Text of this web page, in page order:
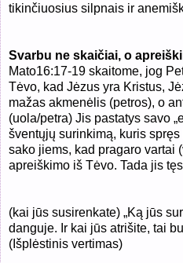
tikinčiuosius silpnais ir
Svarbu ne skaičiai, o
Mato16:17-19 skaitome, jog
Tėvo, kad Jėzus yra Kristus,
mažas akmenėlis (petros), o
(uola/petra) Jis pastatys savo
šventųjų surinkimą, kuris
sako jiems, kad pragaro vartai
apreiškimo iš Tėvo. Tada jis
(kai jūs susirenkate) „Ką jūs
danguje. Ir kai jūs atrišite, tai
(Išplėstinis vertimas)